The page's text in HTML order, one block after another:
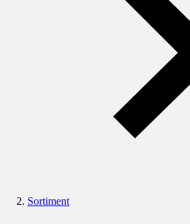
Sortiment